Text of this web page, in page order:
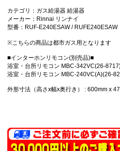
カテゴリ：ガス給湯器 給湯器
メーカー：Rinnai リンナイ
型番：RUF-E240ESAW / RUFE240ESAW
※こちらの商品は都市ガス用となります
■インターホンリモコン(別売品)■
浴室・台所リモコン MBC-342VC(26-
浴室・台所リモコン MBC-240VC(A)(26-
外形寸法（高さx幅x奥行き） : 600mm x